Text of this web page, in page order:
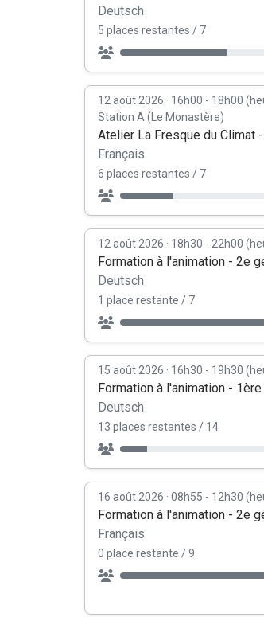
Deutsch
5 places restantes / 7
12 août 2026 · 16h00 - 18h00
Station A (Le Monastère)
Atelier La Fresque du Climat
Français
6 places restantes / 7
12 août 2026 · 18h30 - 22h00
Formation à l'animation - 2e
Deutsch
1 place restante / 7
15 août 2026 · 16h30 - 19h30
Formation à l'animation -
Deutsch
13 places restantes / 14
16 août 2026 · 08h55 - 12h30
Formation à l'animation - 2e
Français
0 place restante / 9